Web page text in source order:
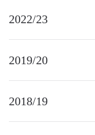
2022/23
2019/20
2018/19